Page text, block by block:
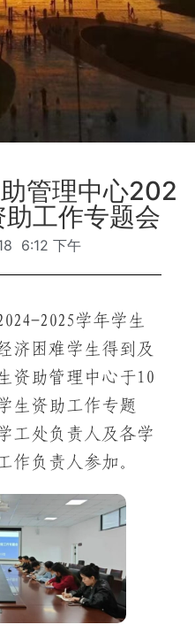
管理中心202
工作专题会
6:12 下午
2025学年学生
济困难学生得到及
资助管理中心于10
生资助工作专题
工处负责人及各学
作负责人参加。